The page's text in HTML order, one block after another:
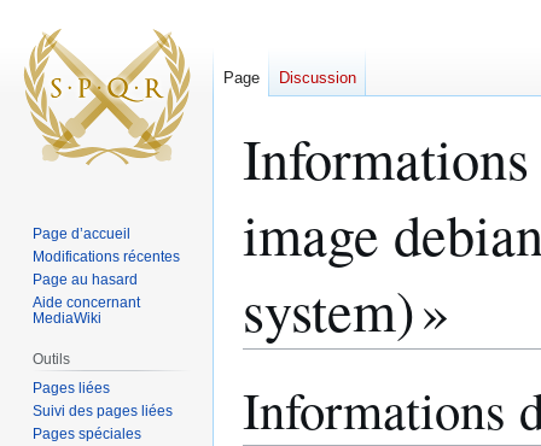
image
system) »
Informations
Page Discussion
Page d’accueil
Modifications récentes
Page au hasard
Aide concernant
MediaWiki
Outils
Pages liées
Suivi des pages liées
Pages spéciales